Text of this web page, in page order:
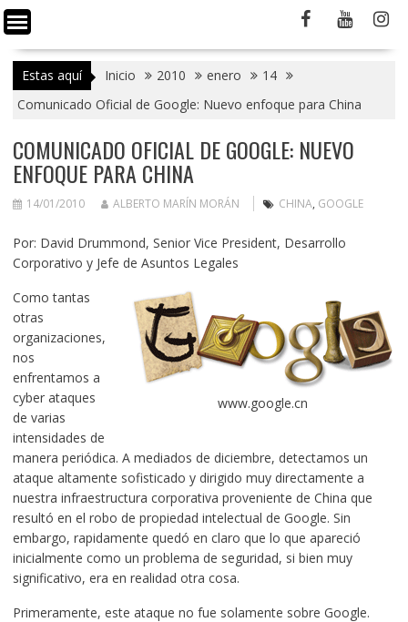
Estas aquí Inicio 2010 enero
14
Comunicado Oficial de Google: Nuevo enfoque para China
COMUNICADO OFICIAL DE GOOGLE: NUEVO
ENFOQUE PARA CHINA
14/01/2010 ALBERTO MARÍN MORÁN CHINA, GOOGLE
Por: David Drummond, Senior Vice President, Desarrollo
Corporativo y Jefe de Asuntos Legales
www.google.cn
Como tantas
otras
organizaciones,
nos
enfrentamos a
cyber ataques
de varias
intensidades de
manera periódica. A mediados de diciembre, detectamos un
ataque altamente sofisticado y dirigido muy directamente a
nuestra infraestructura corporativa proveniente de China que
resultó en el robo de propiedad intelectual de Google. Sin
embargo, rapidamente quedó en claro que lo que apareció
inicialmente como un problema de seguridad, si bien muy
significativo, era en realidad otra cosa.
Primeramente, este ataque no fue solamente sobre Google.